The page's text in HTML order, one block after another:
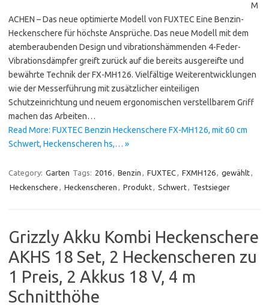
M
ACHEN – Das neue optimierte Modell von FUXTEC Eine Benzin-
Heckenschere für höchste Ansprüche. Das neue Modell mit dem
atemberaubenden Design und vibrationshämmenden 4-Feder-
Vibrationsdämpfer greift zurück auf die bereits ausgereifte und
bewährte Technik der FX-MH126. Vielfältige Weiterentwicklungen
wie der Messerführung mit zusätzlicher einteiligen
Schutzeinrichtung und neuem ergonomischen verstellbarem Griff
machen das Arbeiten…
Read More: FUXTEC Benzin Heckenschere FX-MH126, mit 60 cm
Schwert, Heckenscheren hs,… »
Category: Garten Tags: 2016, Benzin , FUXTEC, FXMH126, gewählt,
Heckenschere , Heckenscheren , Produkt, Schwert, Testsieger
Grizzly Akku Kombi Heckenschere
AKHS 18 Set, 2 Heckenscheren zu
1 Preis, 2 Akkus 18 V, 4 m
Schnitthöhe